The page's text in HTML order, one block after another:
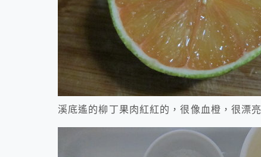
溪底遙的柳丁果肉紅紅的，很像血橙，很漂亮